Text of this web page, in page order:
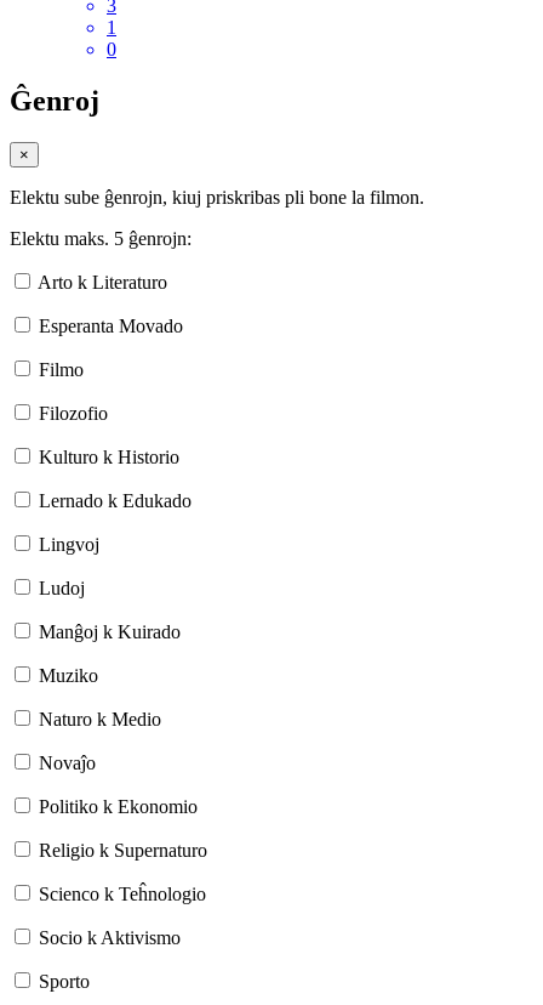
3
1
0
Ĝenroj
×
Elektu sube ĝenrojn, kiuj priskribas pli bone la filmon.
Elektu maks. 5 ĝenrojn:
Arto k Literaturo
Esperanta Movado
Filmo
Filozofio
Kulturo k Historio
Lernado k Edukado
Lingvoj
Ludoj
Manĝoj k Kuirado
Muziko
Naturo k Medio
Novaĵo
Politiko k Ekonomio
Religio k Supernaturo
Scienco k Teĥnologio
Socio k Aktivismo
Sporto